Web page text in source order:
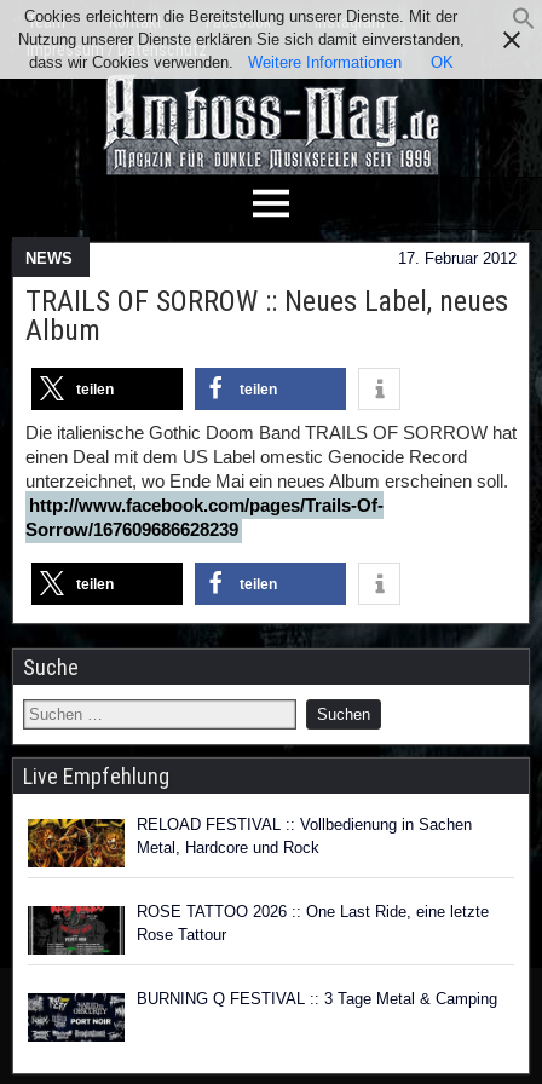
Team Kontakt Facebook
Instagram
Impressum / Datenschutz
NEWS 17. Februar 2012
TRAILS OF SORROW :: Neues Label, neues
Album
teilen teilen
Die italienische Gothic Doom Band TRAILS OF SORROW hat
einen Deal mit dem US Label omestic Genocide Record
unterzeichnet, wo Ende Mai ein neues Album erscheinen soll.
http://www.facebook.com/pages/Trails-Of-
Sorrow/167609686628239
teilen teilen
Suche
Live Empfehlung
RELOAD FESTIVAL :: Vollbedienung in Sachen
Metal, Hardcore und Rock
ROSE TATTOO 2026 :: One Last Ride, eine letzte
Rose Tattour
BURNING Q FESTIVAL :: 3 Tage Metal & Camping
Cookies erleichtern die Bereitstellung unserer Dienste. Mit der
Nutzung unserer Dienste erklären Sie sich damit einverstanden,
dass wir Cookies verwenden.
Weitere Informationen OK